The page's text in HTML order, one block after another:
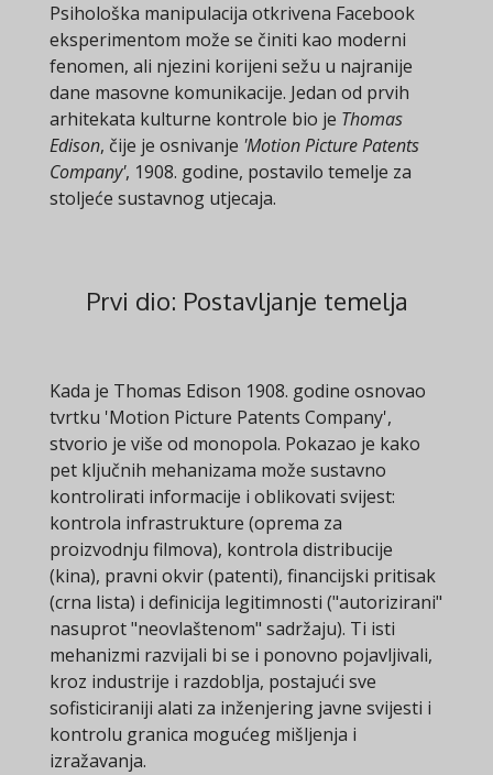
Psihološka manipulacija otkrivena Facebook
eksperimentom može se činiti kao moderni
fenomen, ali njezini korijeni sežu u najranije
dane masovne komunikacije. Jedan od prvih
arhitekata kulturne kontrole bio je Thomas
Edison, čije je osnivanje 'Motion Picture Patents
Company', 1908. godine, postavilo temelje za
stoljeće sustavnog utjecaja.
Prvi dio: Postavljanje temelja
Kada je Thomas Edison 1908. godine osnovao
tvrtku 'Motion Picture Patents Company',
stvorio je više od monopola. Pokazao je kako
pet ključnih mehanizama može sustavno
kontrolirati informacije i oblikovati svijest:
kontrola infrastrukture (oprema za
proizvodnju filmova), kontrola distribucije
(kina), pravni okvir (patenti), financijski pritisak
(crna lista) i definicija legitimnosti ("autorizirani"
nasuprot "neovlaštenom" sadržaju). Ti isti
mehanizmi razvijali bi se i ponovno pojavljivali,
kroz industrije i razdoblja, postajući sve
sofisticiraniji alati za inženjering javne svijesti i
kontrolu granica mogućeg mišljenja i
izražavanja.